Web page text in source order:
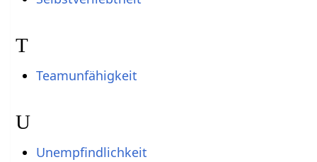
T
Teamunfähigkeit
U
Unempfindlichkeit